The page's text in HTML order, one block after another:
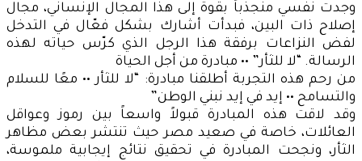
وجدت نفسي منجذباً بقوة إلى هذا المجال الإنساني، مجال
إصلاح ذات البين، فبدأت أشارك بشكل فعّال في التدخل
لفض النزاعات برفقة هذا الرجل الذي كرّس حياته لهذه
الرسالة. “لا للثأر” •• مبادرة من أجل الحياة
من رحم هذه التجربة أطلقنا مبادرة: “لا للثأر •• معًا للسلام
والتسامح •• إيد في إيد نبني الوطن”
وقد لاقت هذه المبادرة قبولاً واسعاً بين رموز وعواقل
العائلات، خاصة في صعيد مصر حيث تنتشر بعض مظاهر
الثأر، ونجحت المبادرة في تحقيق نتائج إيجابية ملموسة،